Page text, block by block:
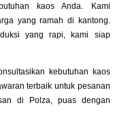
kaos Anda. Kami
yang ramah di kantong.
yang rapi, kami siap
kebutuhan kaos
terbaik untuk pesanan
di Polza, puas dengan